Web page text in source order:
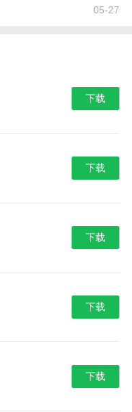
05-27
下载
下载
下载
下载
下载